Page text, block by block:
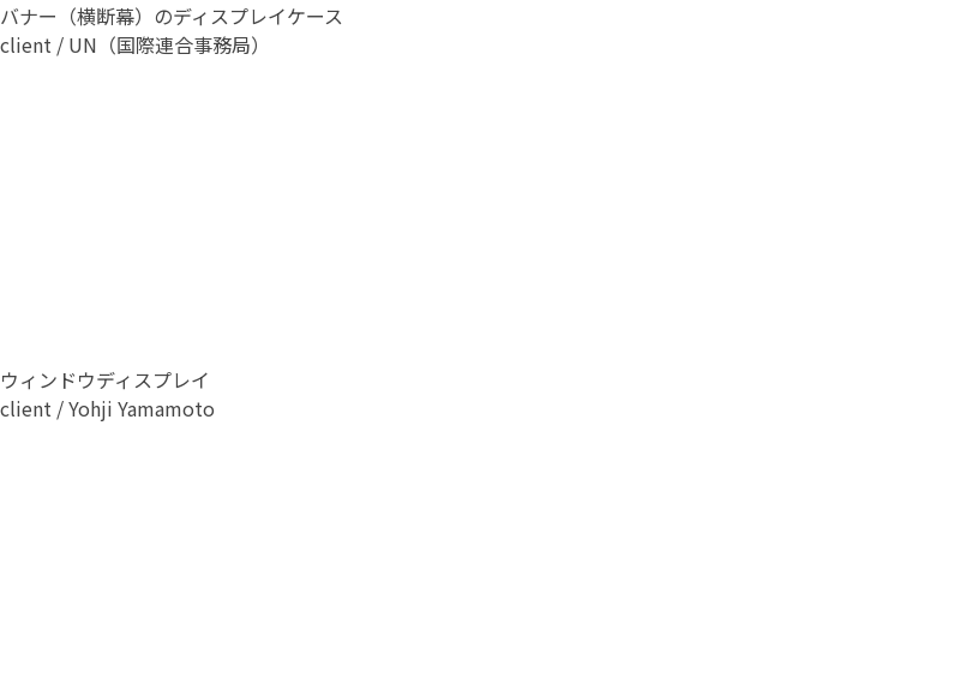
バナー（横断幕）のディスプレイケース
client / UN（国際連合事務局）
ウィンドウディスプレイ
client / Yohji Yamamoto